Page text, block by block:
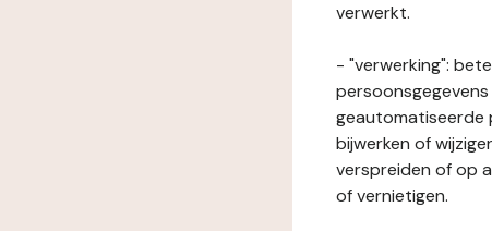
verwerkt.
- "verwerking":
geautomatiseerde
bijwerken of
verspreiden of op
of vernietigen.